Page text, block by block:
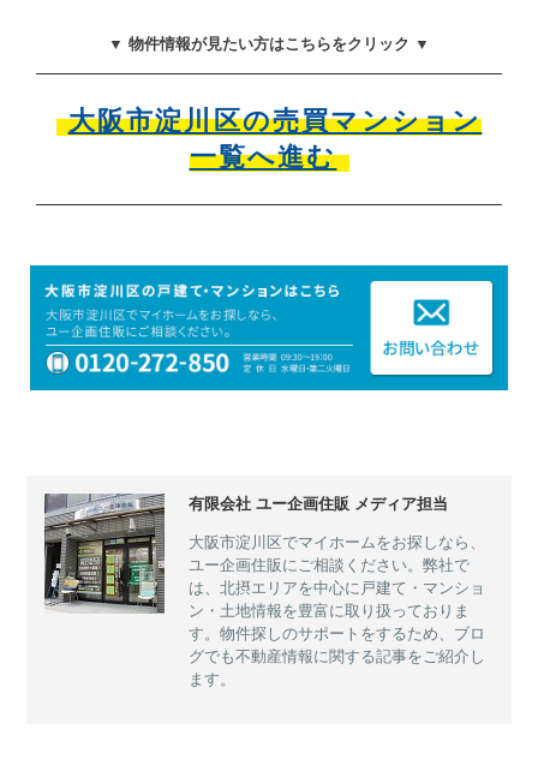
▼ 物件情報が見たい方はこちらをクリック ▼
大阪市淀川区の売買マンション
一覧へ進む
有限会社 ユー企画住販 メディア担当
大阪市淀川区でマイホームをお探しなら、
ユー企画住販にご相談ください。弊社で
は、北摂エリアを中心に戸建て・マンショ
ン・土地情報を豊富に取り扱っておりま
す。物件探しのサポートをするため、ブロ
グでも不動産情報に関する記事をご紹介し
ます。